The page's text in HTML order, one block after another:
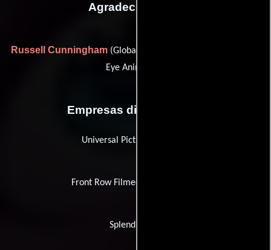
Agradecimientos
Russell Cunningham(Global Strategist Executive For Odin's
Eye Animation)
Empresas distribuidoras
Universal Pictures Australia
Front Row Filmed Entertainment
Splendid Film